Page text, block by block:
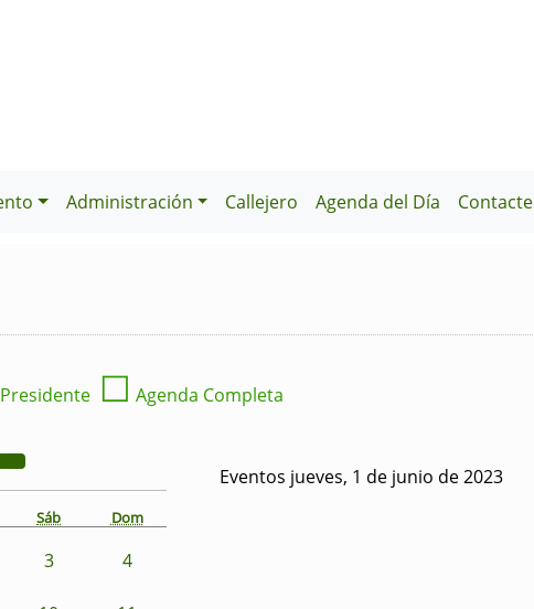
Administración Callejero Agenda del Día Contacte
☐ Agenda Completa
Sáb Dom
3 4
Eventos jueves, 1 de junio de 2023